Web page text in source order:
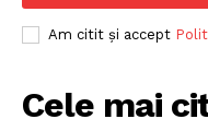
Am citit și accept
Cele mai